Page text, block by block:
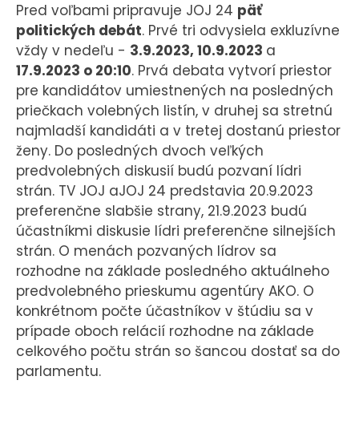
Pred voľbami pripravuje JOJ 24 päť
politických debát. Prvé tri odvysiela exkluzívne
vždy v nedeľu - 3.9.2023, 10.9.2023 a
17.9.2023 o 20:10. Prvá debata vytvorí priestor
pre kandidátov umiestnených na posledných
priečkach volebných listín, v druhej sa stretnú
najmladší kandidáti a v tretej dostanú priestor
ženy. Do posledných dvoch veľkých
predvolebných diskusií budú pozvaní lídri
strán. TV JOJ aJOJ 24 predstavia 20.9.2023
preferenčne slabšie strany, 21.9.2023 budú
účastníkmi diskusie lídri preferenčne silnejších
strán. O menách pozvaných lídrov sa
rozhodne na základe posledného aktuálneho
predvolebného prieskumu agentúry AKO. O
konkrétnom počte účastníkov v štúdiu sa v
prípade oboch relácií rozhodne na základe
celkového počtu strán so šancou dostať sa do
parlamentu.